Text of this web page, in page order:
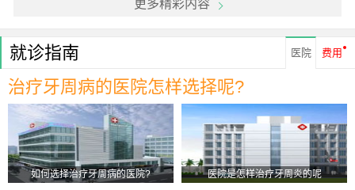
更多精彩内容
就诊指南 医院 费用
治疗牙周病的医院怎样选择呢?
如何选择治疗牙周病的医院? 医院是怎样治疗牙周炎的呢